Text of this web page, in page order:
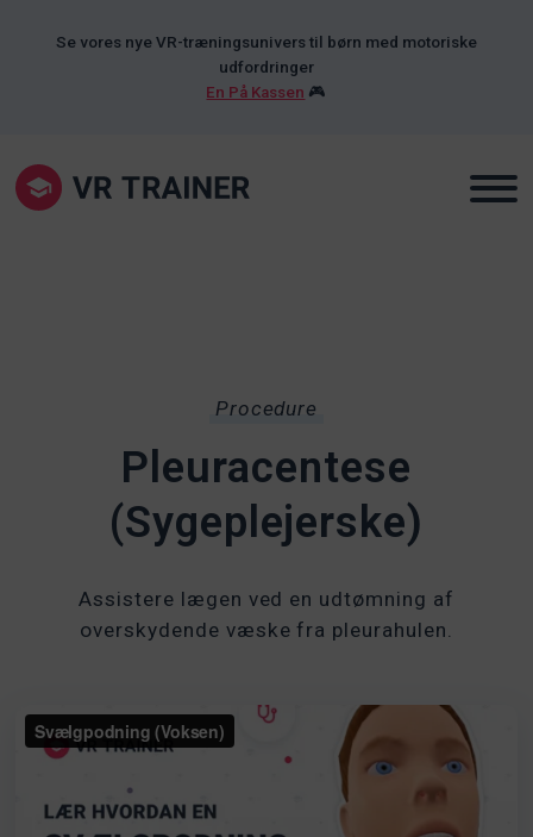
Se vores nye VR-træningsunivers til børn med motoriske
udfordringer
En På Kassen 🎮
Procedure
Pleuracentese
(Sygeplejerske)
Assistere lægen ved en udtømning af
overskydende væske fra pleurahulen.